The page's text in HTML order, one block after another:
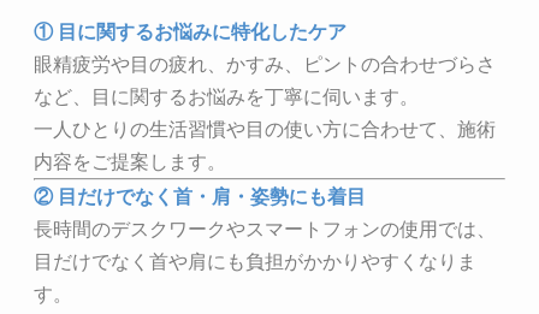
① 目に関するお悩みに特化したケア
眼精疲労や目の疲れ、かすみ、ピントの合わせづらさ
など、目に関するお悩みを丁寧に伺います。
一人ひとりの生活習慣や目の使い方に合わせて、施術
内容をご提案します。
② 目だけでなく首・肩・姿勢にも着目
長時間のデスクワークやスマートフォンの使用では、
目だけでなく首や肩にも負担がかかりやすくなりま
す。